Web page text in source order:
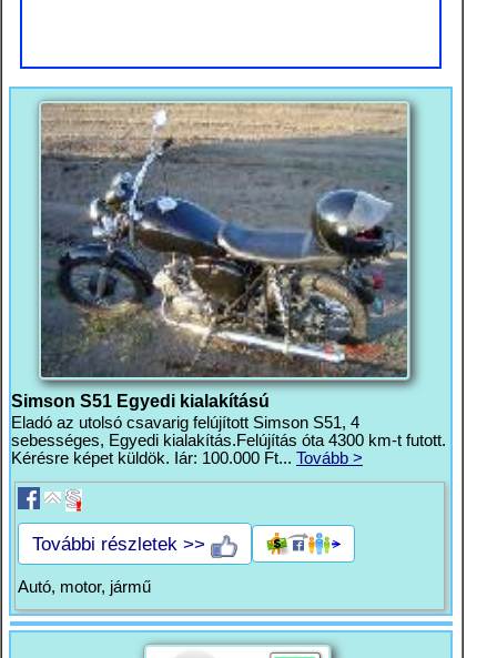
Simson S51 Egyedi kialakítású
Eladó az utolsó csavarig felújított Simson S51, 4
sebességes, Egyedi kialakítás.Felújítás óta 4300 km-t futott.
Kérésre képet küldök. Iár: 100.000 Ft... Tovább >
További részletek >>
Autó, motor, jármű